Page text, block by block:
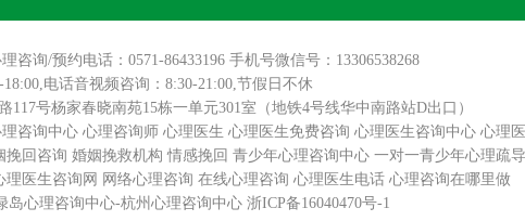
咨询/预约电话：0571-86433196 手机号微信号：13306538268
电话音视频咨询：8:30-21:00,节假日不休
117号杨家春晓南苑15栋一单元301室（地铁4号线华中南路站D出口）
咨询中心 心理咨询师 心理医生 心理医生免费咨询 心理医生咨询中心 心理
挽回咨询 婚姻挽救机构 情感挽回 青少年心理咨询中心 一对一青少年心理疏
理医生咨询网 网络心理咨询 在线心理咨询 心理医生电话 心理咨询在哪里做
岛心理咨询中心-杭州心理咨询中心 浙ICP备16040470号-1